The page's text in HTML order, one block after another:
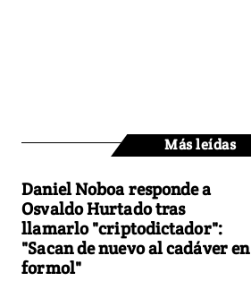
Más leídas
Daniel Noboa responde a
Osvaldo Hurtado tras
llamarlo "criptodictador":
"Sacan de nuevo al cadáver en
formol"